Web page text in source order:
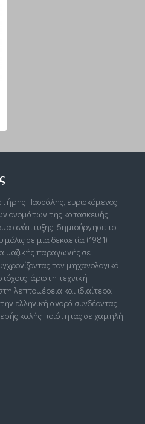
Πασσάλης, ευρισκόμενος
ονομάτων της κατασκευής
ανάπτυξης, δημιούργησε το
σε μια δεκαετία (1981)
μαζικής παραγωγής σε
τον μηχανολογικό
άριστη τεχνική
λεπτομέρεια και ιδιαίτερα
ελληνική αγορά συνδέοντας
καλής ποιότητας σε χαμηλή